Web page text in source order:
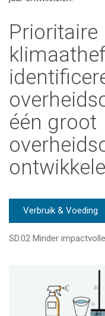
Prioritaire
één groot
Verbruik & Voeding
SD.02 Minder